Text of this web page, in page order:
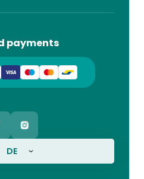
payments
DE